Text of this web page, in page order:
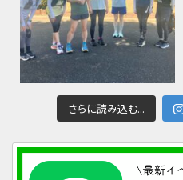
さらに読み込む...